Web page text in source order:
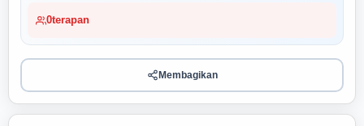
0terapan
Membagikan